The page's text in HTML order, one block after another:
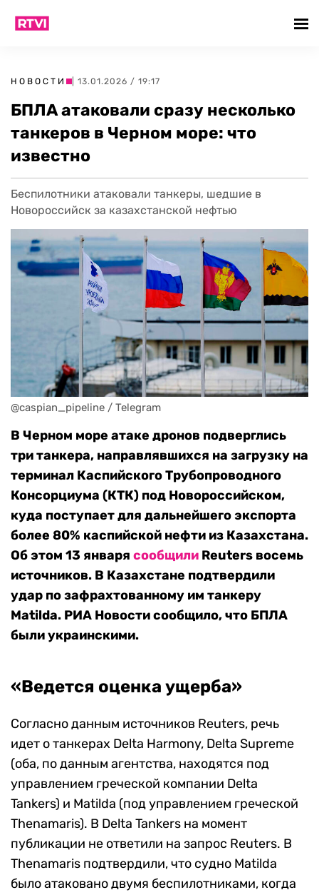
НОВОСТИ | 13.01.2026 / 19:17
БПЛА атаковали сразу несколько
танкеров в Черном море: что
известно
Беспилотники атаковали танкеры, шедшие в
Новороссийск за казахстанской нефтью
@caspian_pipeline / Telegram
В Черном море атаке дронов подверглись
три танкера, направлявшихся на загрузку на
терминал Каспийского Трубопроводного
Консорциума (КТК) под Новороссийском,
куда поступает для дальнейшего экспорта
более 80% каспийской нефти из Казахстана.
Об этом 13 января сообщили Reuters восемь
источников. В Казахстане подтвердили
удар по зафрахтованному им танкеру
Matilda. РИА Новости сообщило, что БПЛА
были украинскими.
«Ведется оценка ущерба»
Согласно данным источников Reuters, речь
идет о танкерах Delta Harmony, Delta Supreme
(оба, по данным агентства, находятся под
управлением греческой компании Delta
Tankers) и Matilda (под управлением греческой
Thenamaris). В Delta Tankers на момент
публикации не ответили на запрос Reuters. В
Thenamaris подтвердили, что судно Matilda
было атаковано двумя беспилотниками, когда